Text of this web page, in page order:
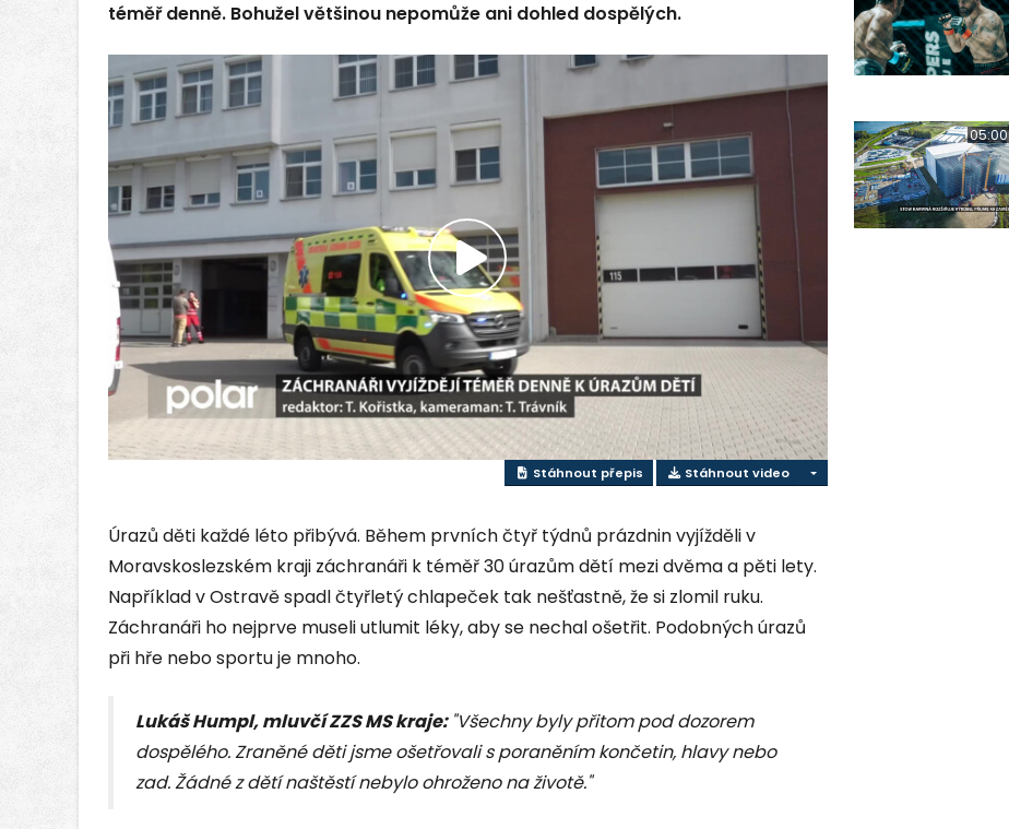
téměř denně. Bohužel většinou nepomůže ani dohled dospělých.
Přehrát
video
Stáhnout přepis Stáhnout video
Úrazů děti každé léto přibývá. Během prvních čtyř týdnů prázdnin vyjížděli v
Moravskoslezském kraji záchranáři k téměř 30 úrazům dětí mezi dvěma a pěti lety.
Například v Ostravě spadl čtyřletý chlapeček tak nešťastně, že si zlomil ruku.
Záchranáři ho nejprve museli utlumit léky, aby se nechal ošetřit. Podobných úrazů
při hře nebo sportu je mnoho.
Lukáš Humpl, mluvčí ZZS MS kraje: "Všechny byly přitom pod dozorem
dospělého. Zraněné děti jsme ošetřovali s poraněním končetin, hlavy nebo
zad. Žádné z dětí naštěstí nebylo ohroženo na životě."
05:00